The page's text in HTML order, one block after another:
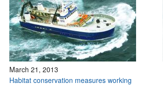
March 21, 2013
Habitat conservation measures working